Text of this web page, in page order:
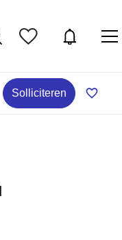
Solliciteren